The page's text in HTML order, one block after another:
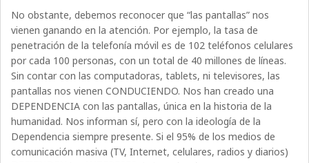
No obstante, debemos reconocer que “las pantallas” nos
vienen ganando en la atención. Por ejemplo, la tasa de
penetración de la telefonía móvil es de 102 teléfonos celulares
por cada 100 personas, con un total de 40 millones de líneas.
Sin contar con las computadoras, tablets, ni televisores, las
pantallas nos vienen CONDUCIENDO. Nos han creado una
DEPENDENCIA con las pantallas, única en la historia de la
humanidad. Nos informan sí, pero con la ideología de la
Dependencia siempre presente. Si el 95% de los medios de
comunicación masiva (TV, Internet, celulares, radios y diarios)